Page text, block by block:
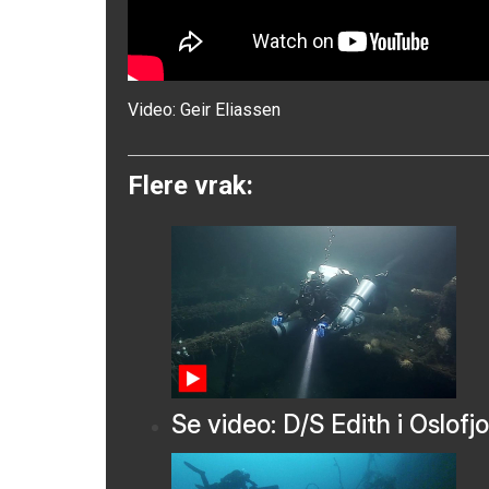
Video: Geir Eliassen
Flere vrak:
Se video: D/S Edith i